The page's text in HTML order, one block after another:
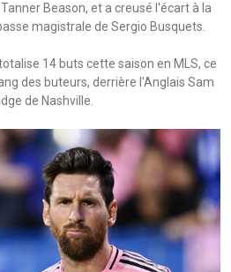
Beason, et a creusé l'écart à la
magistrale de Sergio Busquets.
14 buts cette saison en MLS, ce
des buteurs, derrière l'Anglais Sam
de Nashville.